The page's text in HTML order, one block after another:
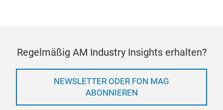
Regelmäßig AM Industry Insights erhalten?
NEWSLETTER ODER FON MAG
ABONNIEREN